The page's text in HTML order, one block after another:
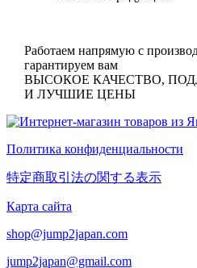
Работаем напрямую с
гарантируем вам
ВЫСОКОЕ КАЧЕСТВО,
И ЛУЧШИЕ ЦЕНЫ
Политика конфиденциальности
特定商取引法の関する表示
Карта сайта
shop@jump2japan.com
jump2japan@gmail.com